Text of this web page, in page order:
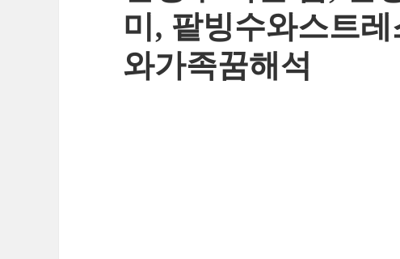
미, 팥빙수와스트
와가족꿈해석